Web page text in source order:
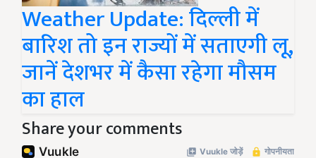
Weather Update: दिल्ली में
बारिश तो इन राज्यों में सताएगी लू,
जानें देशभर में कैसा रहेगा मौसम
का हाल
Share your comments